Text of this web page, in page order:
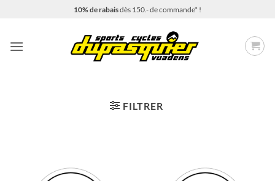
10% de rabaisdès 150.- de commande* !
FILTRER